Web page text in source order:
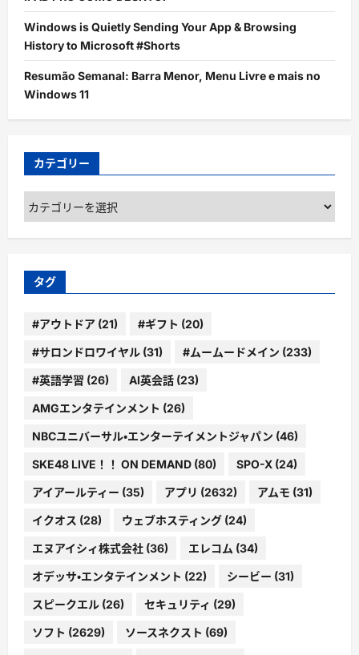
Windows is Quietly Sending Your App & Browsing
History to Microsoft #Shorts
Resumão Semanal: Barra Menor, Menu Livre e mais no
Windows 11
カテゴリー
カ
テ
ゴ
ー
タグ
#アウトドア (21) #ギフト (20)
#サロンドロワイヤル (31) #ムームードメイン (233)
#英語学習 (26) AI英会話 (23)
AMGエンタテインメント (26)
NBCユニバーサル・エンターテイメントジャパン (46)
SKE48 LIVE！！ ON DEMAND (80) SPO-X (24)
アイアールティー (35) アプリ (2632) アムモ (31)
イクオス (28) ウェブホスティング (24)
エヌアイシィ株式会社 (36) エレコム (34)
オデッサ・エンタテインメント (22) シービー (31)
スピークエル (26) セキュリティ (29)
ソフト (2629) ソースネクスト (69)